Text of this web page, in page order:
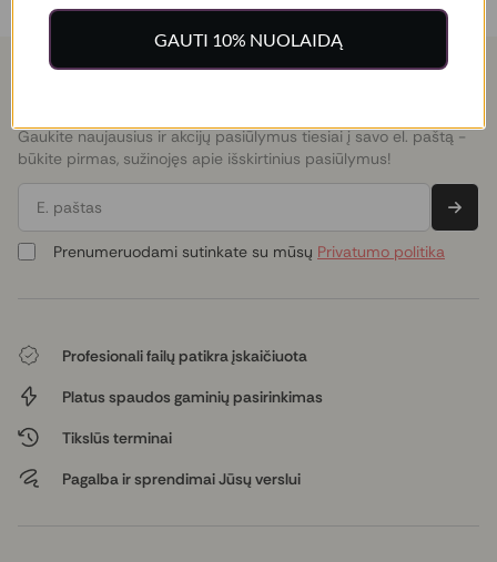
Gaukite naujausius ir akcijų pasiūlymus tiesiai į savo el. paštą -
būkite pirmas, sužinojęs apie išskirtinius pasiūlymus!
E. paštas
Prenumeruodami sutinkate su mūsų Privatumo politika
Profesionali failų patikra įskaičiuota
Platus spaudos gaminių pasirinkimas
Tikslūs terminai
Pagalba ir sprendimai Jūsų verslui
GAUTI 10% NUOLAIDĄ